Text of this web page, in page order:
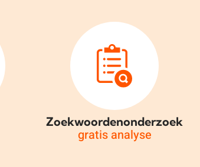
Zoekwoordenonderzoek
gratis analyse